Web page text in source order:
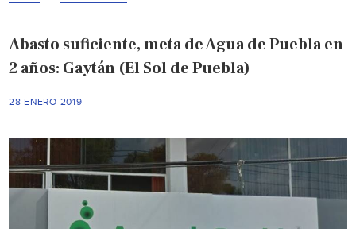
Abasto suficiente, meta de Agua de Puebla en
2 años: Gaytán (El Sol de Puebla)
28 ENERO 2019